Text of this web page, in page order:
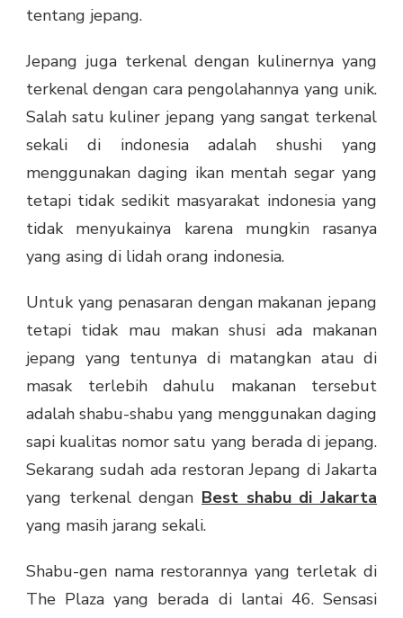
tentang jepang.
Jepang juga terkenal dengan kulinernya yang
terkenal dengan cara pengolahannya yang unik.
Salah satu kuliner jepang yang sangat terkenal
sekali di indonesia adalah shushi yang
menggunakan daging ikan mentah segar yang
tetapi tidak sedikit masyarakat indonesia yang
tidak menyukainya karena mungkin rasanya
yang asing di lidah orang indonesia.
Untuk yang penasaran dengan makanan jepang
tetapi tidak mau makan shusi ada makanan
jepang yang tentunya di matangkan atau di
masak terlebih dahulu makanan tersebut
adalah shabu-shabu yang menggunakan daging
sapi kualitas nomor satu yang berada di jepang.
Sekarang sudah ada restoran Jepang di Jakarta
yang terkenal dengan Best shabu di Jakarta
yang masih jarang sekali.
Shabu-gen nama restorannya yang terletak di
The Plaza yang berada di lantai 46. Sensasi